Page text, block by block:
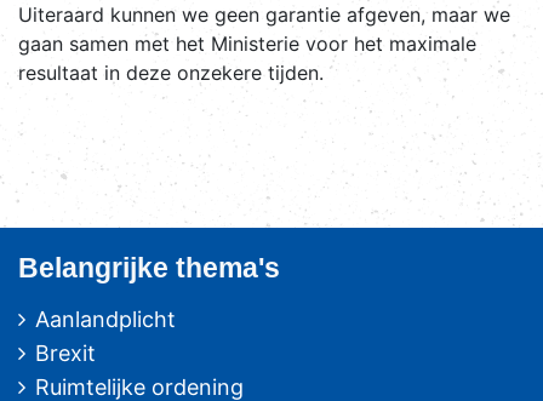
Uiteraard kunnen we geen garantie afgeven, maar we
gaan samen met het Ministerie voor het maximale
resultaat in deze onzekere tijden.
Belangrijke thema's
Aanlandplicht
Brexit
Ruimtelijke ordening